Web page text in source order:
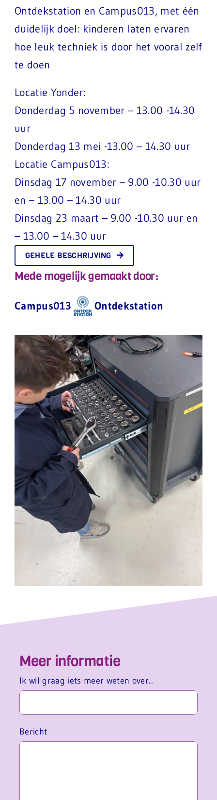
Ontdekstation en Campus013, met één
duidelijk doel: kinderen laten ervaren
hoe leuk techniek is door het vooral zelf
te doen
Locatie Yonder:
Donderdag 5 november – 13.00 -14.30
uur
Donderdag 13 mei -13.00 – 14.30 uur
Locatie Campus013:
Dinsdag 17 november – 9.00 -10.30 uur
en – 13.00 – 14.30 uur
Dinsdag 23 maart – 9.00 -10.30 uur en
– 13.00 – 14.30 uur
GEHELE BESCHRIJVING
Mede mogelijk gemaakt door:
Campus013 Ontdekstation
Meer informatie
Aanvraagformulier
Ik wil graag iets meer weten over...
Bericht